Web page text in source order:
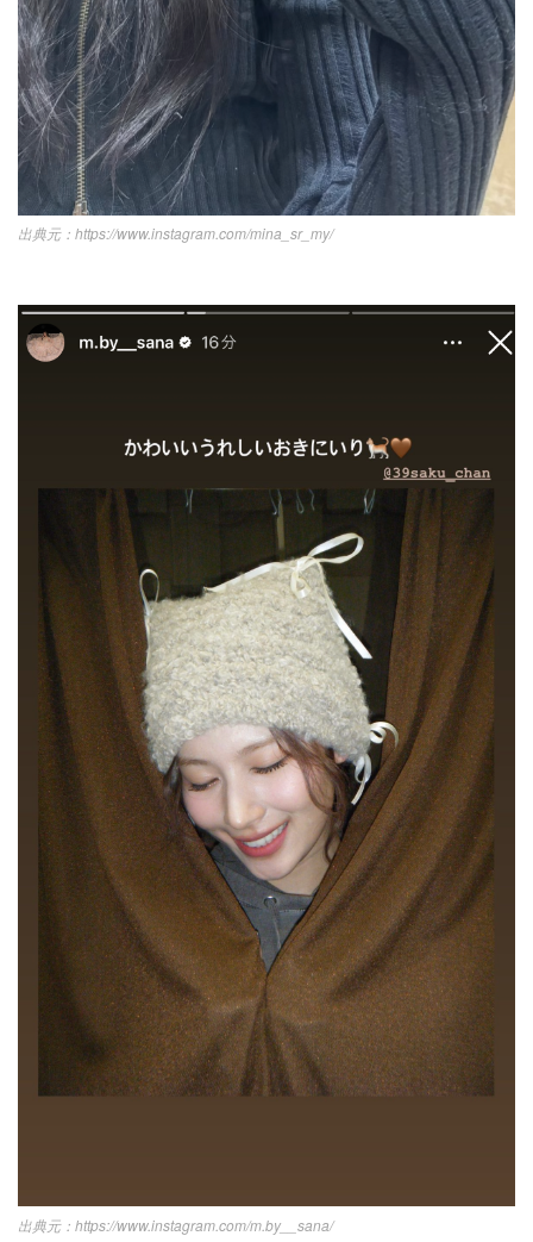
https://www.instagram.com/mina_sr_my/
https://www.instagram.com/m.by__sana/